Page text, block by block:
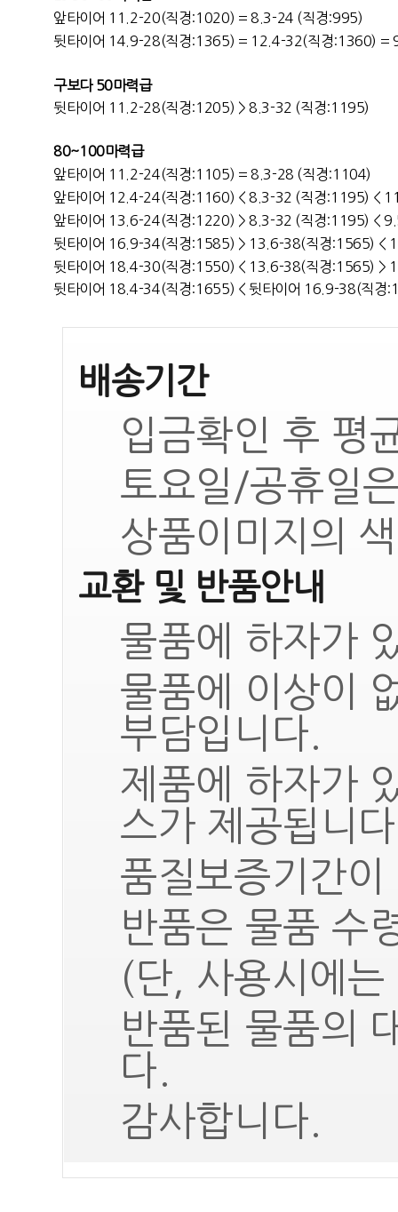
앞타이어 11.2-20(직경:1020) = 8.3-24 (직경:995)
뒷타이어 14.9-28(직경:1365) = 12.4-32(직경:1360) =
구보다 50마력급
뒷타이어 11.2-28(직경:1205) > 8.3-32 (직경:1195)
80~100마력급
앞타이어 11.2-24(직경:1105) = 8.3-28 (직경:1104)
앞타이어 12.4-24(직경:1160) < 8.3-32 (직경:1195) <
앞타이어 13.6-24(직경:1220) > 8.3-32 (직경:1195) <
뒷타이어 16.9-34(직경:1585) > 13.6-38(직경:1565) <
뒷타이어 18.4-30(직경:1550) < 13.6-38(직경:1565) >
뒷타이어 18.4-34(직경:1655) < 뒷타이어 16.9-38(직
배송기간
입금확인 후 평
토요일/공휴일
상품이미지의
교환 및 반품안내
물품에 하자가
물품에 이상이
부담입니다.
제품에 하자가
스가 제공됩니
품질보증기간
반품은 물품 수
(단, 사용시에
반품된 물품의
다.
감사합니다.